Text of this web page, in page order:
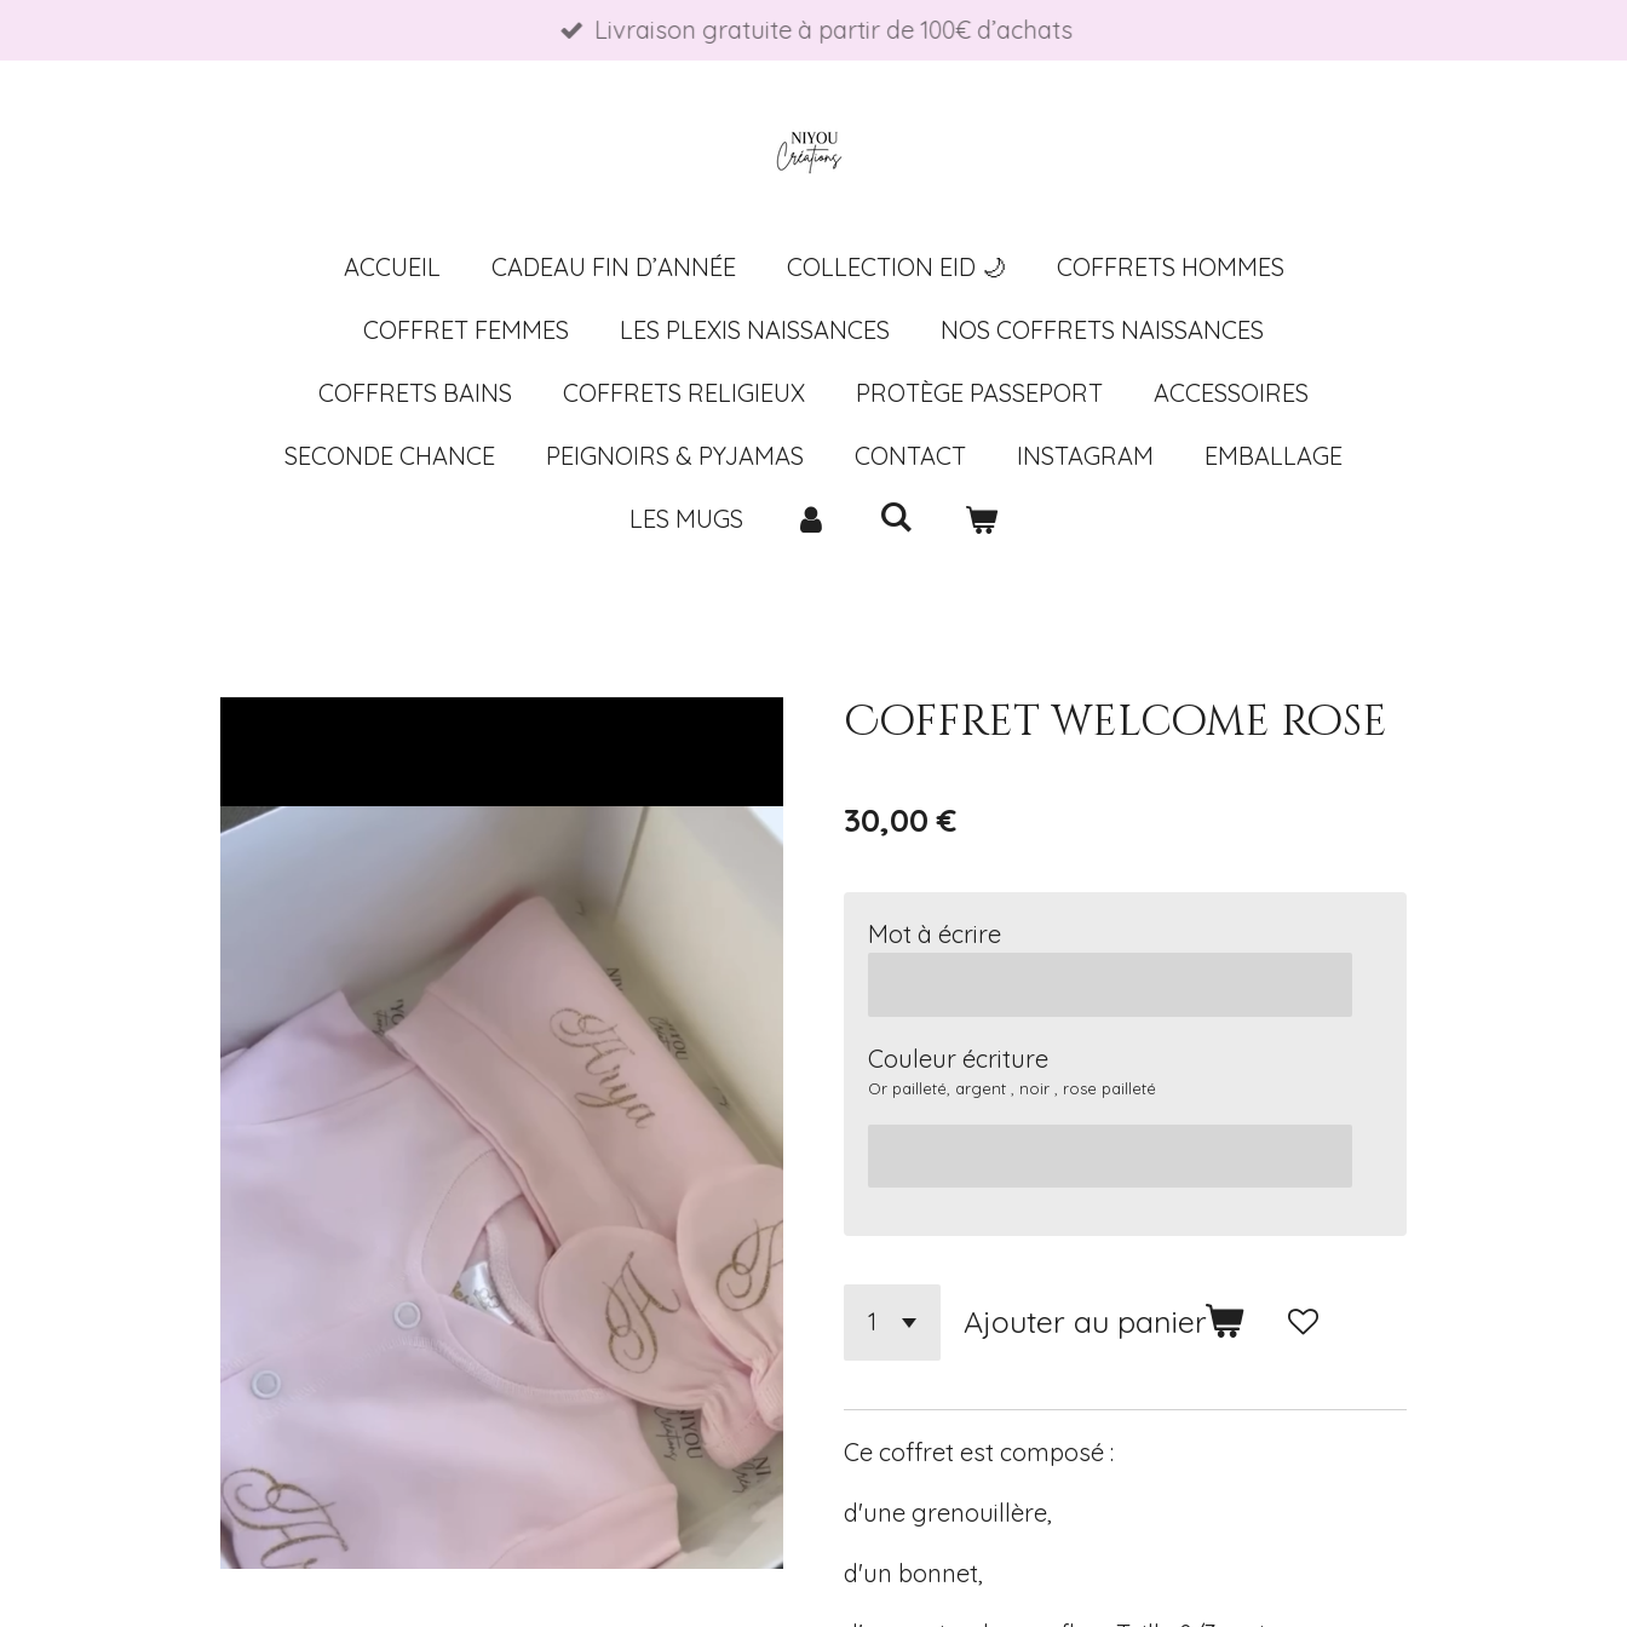
au
Livraison gratuite à partir de 100€ d’achats
ACCUEIL CADEAU FIN D’ANNÉE COLLECTION EID 🌙 COFFRETS HOMMES
COFFRET FEMMES LES PLEXIS NAISSANCES NOS COFFRETS NAISSANCES
COFFRETS BAINS COFFRETS RELIGIEUX PROTÈGE PASSEPORT ACCESSOIRES
SECONDE CHANCE PEIGNOIRS & PYJAMAS CONTACT INSTAGRAM EMBALLAGE
LES MUGS
Coffret welcome rose
30,00 €
Mot à écrire
Couleur écriture
Or pailleté, argent , noir , rose pailleté
Ajouter au panier
Ce coffret est composé :
d'une grenouillère,
d'un bonnet,